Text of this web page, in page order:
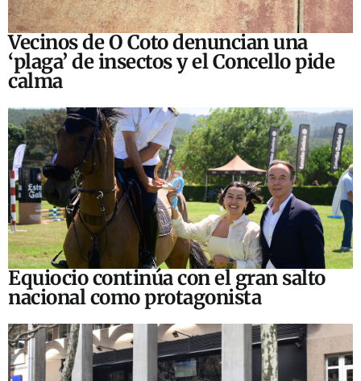
Vecinos de O Coto denuncian una
‘plaga’ de insectos y el Concello pide
calma
Equiocio continúa con el gran salto
nacional como protagonista